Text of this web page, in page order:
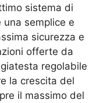
sistema di
una semplice e
sicurezza e
offerte da
regolabile
la crescita del
il massimo del